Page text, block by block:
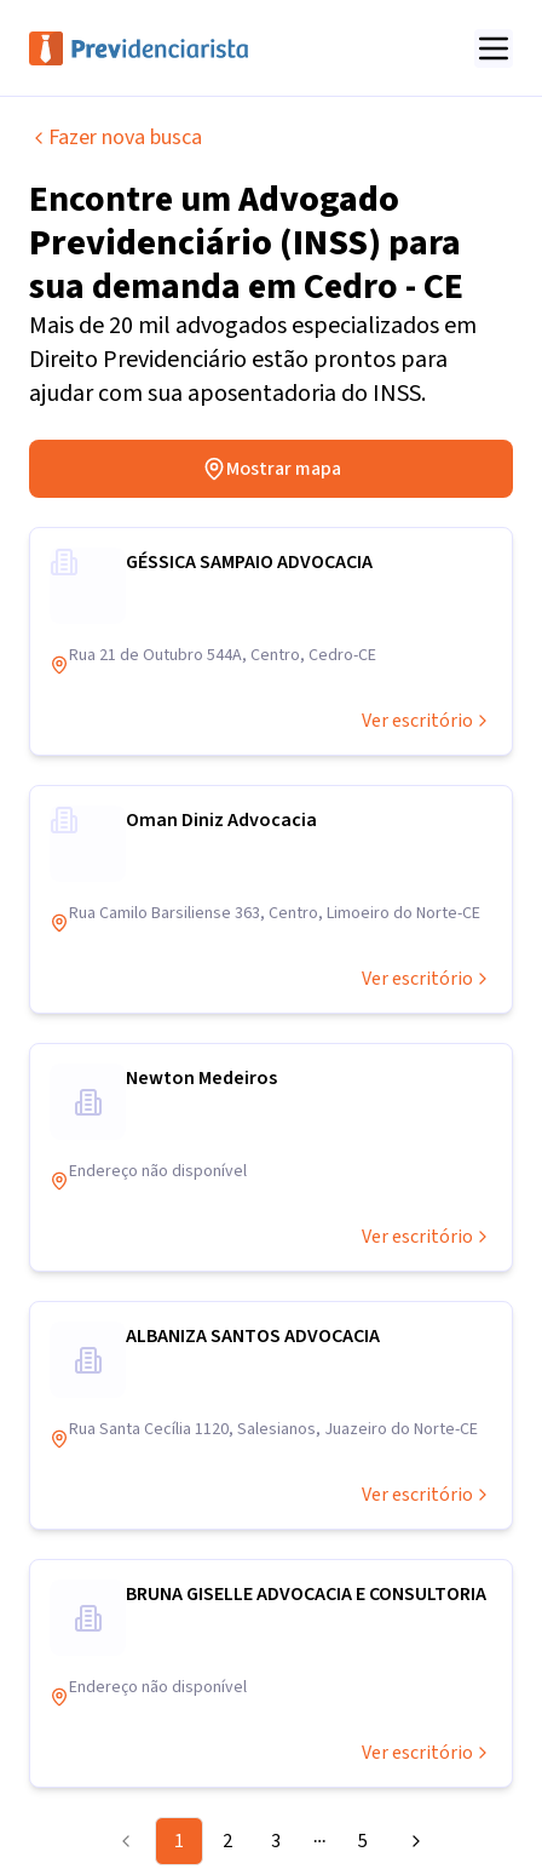
Fazer nova busca
Encontre umAdvogado
Previdenciário (INSS) para
sua demanda emCedro - CE
Mais de 20 mil advogados especializados em
Direito Previdenciário estão prontos para
ajudar com sua aposentadoria do INSS.
Mostrar mapa
GÉSSICA SAMPAIO ADVOCACIA
Rua 21 de Outubro 544A, Centro, Cedro-CE
Ver escritório
Oman Diniz Advocacia
Rua Camilo Barsiliense 363, Centro, Limoeiro do Norte-CE
Ver escritório
Newton Medeiros
Endereço não disponível
Ver escritório
ALBANIZA SANTOS ADVOCACIA
Rua Santa Cecília 1120, Salesianos, Juazeiro do Norte-CE
Ver escritório
BRUNA GISELLE ADVOCACIA E CONSULTORIA
Endereço não disponível
Ver escritório
1 2 3 More pages
5